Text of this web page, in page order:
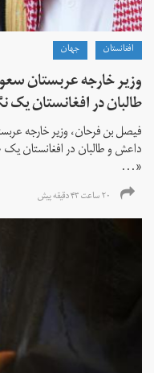
افغانستان جهان
وزیر خارجه عربستان
طالبان در افغانستان
فیصل بن فرحان، ‌وزیر خارجه
داعش و طالبان در افغانستان
«...
۲۰ ساعت ۴۳ دقیقه پیش